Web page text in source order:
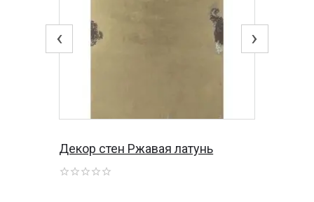
‹ ›
Декор стен Ржавая латунь